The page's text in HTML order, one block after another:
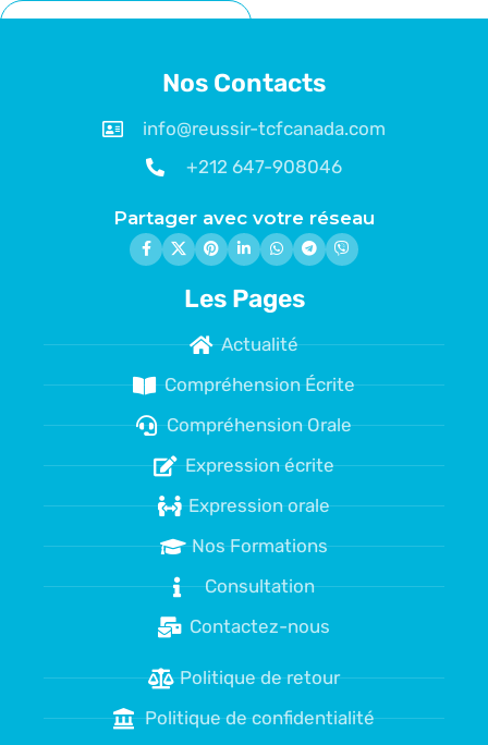
Nos Contacts
info@reussir-tcfcanada.com
+212 647-908046
Partager avec votre réseau
Les Pages
Actualité
Compréhension Écrite
Compréhension Orale
Expression écrite
Expression orale
Nos Formations
Consultation
Contactez-nous
Politique de retour
Politique de confidentialité